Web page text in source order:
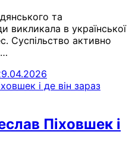
та
викликала в української
Суспільство активно
Піховшек і